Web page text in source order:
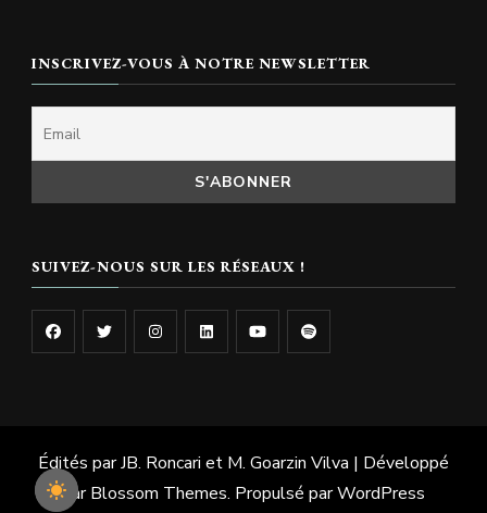
INSCRIVEZ-VOUS À NOTRE NEWSLETTER
SUIVEZ-NOUS SUR LES RÉSEAUX !
Édités par JB. Roncari et M. Goarzin Vilva | Développé
parBlossom Themes. Propulsé parWordPress